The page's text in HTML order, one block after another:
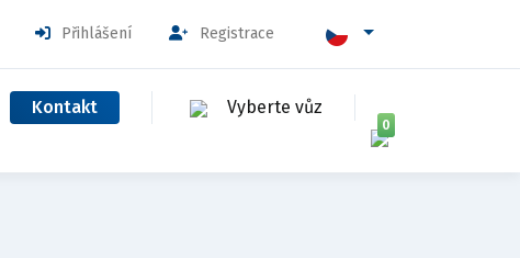
Přihlášení Registrace
Kontakt Vyberte vůz
0